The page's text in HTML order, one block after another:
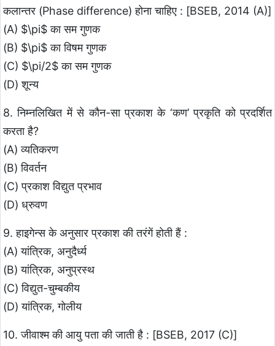
कलान्तर (Phase difference) होना चाहिए : [BSEB, 2014 (A)]
(A) $\pi$ का सम गुणक
(B) $\pi$ का विषम गुणक
(C) $\pi/2$ का सम गुणक
(D) शून्य
8. निम्नलिखित में से कौन-सा प्रकाश के ‘कण’ प्रकृति को प्रदर्शित
करता है?
(A) व्यतिकरण
(B) विवर्तन
(C) प्रकाश विद्युत प्रभाव
(D) ध्रुवण
9. हाइगेन्स के अनुसार प्रकाश की तरंगें होती हैं :
(A) यांत्रिक, अनुदैर्ध्य
(B) यांत्रिक, अनुप्रस्थ
(C) विद्युत-चुम्बकीय
(D) यांत्रिक, गोलीय
10. जीवाश्म की आयु पता की जाती है : [BSEB, 2017 (C)]